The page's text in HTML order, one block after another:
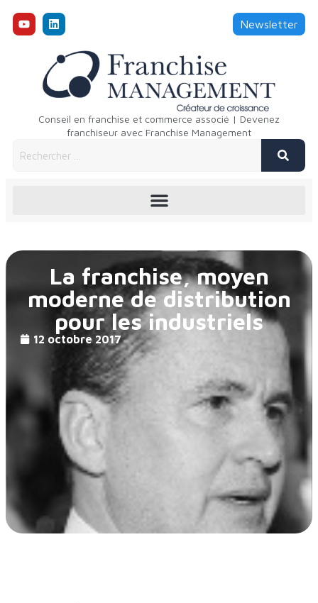
Newsletter
Conseil en franchise et commerce associé | Devenez
franchiseur avec Franchise Management
La franchise, moyen
moderne de distribution
pour les industriels
12 octobre 2017